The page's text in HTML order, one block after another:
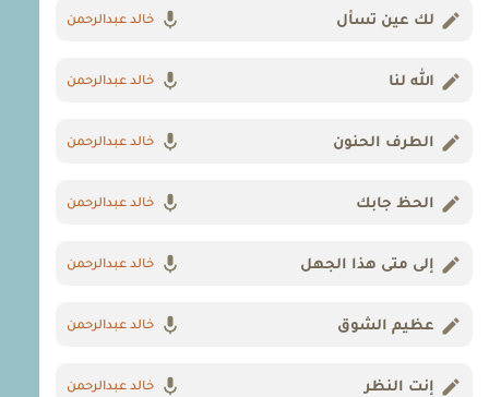
لك عين تسأل خالد عبدالرحمن
الله لنا خالد عبدالرحمن
الطرف الحنون خالد عبدالرحمن
الحظ جابك خالد عبدالرحمن
إلى متى هذا الجهل خالد عبدالرحمن
عظيم الشوق خالد عبدالرحمن
إنت النظر خالد عبدالرحمن